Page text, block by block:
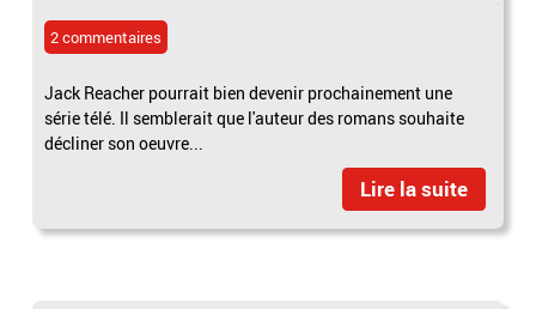
2 commentaires
Jack Reacher pourrait bien devenir prochainement une
série télé. Il semblerait que l'auteur des romans souhaite
décliner son oeuvre...
Lire la suite